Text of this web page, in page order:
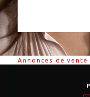
Annonces de